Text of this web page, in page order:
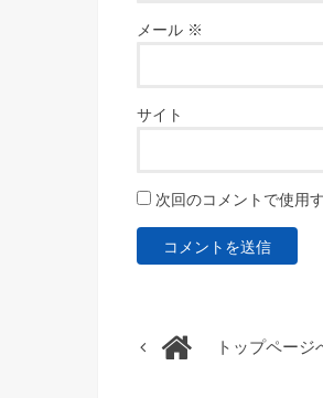
メール ※
サイト
次回のコメントで使用
トップページ